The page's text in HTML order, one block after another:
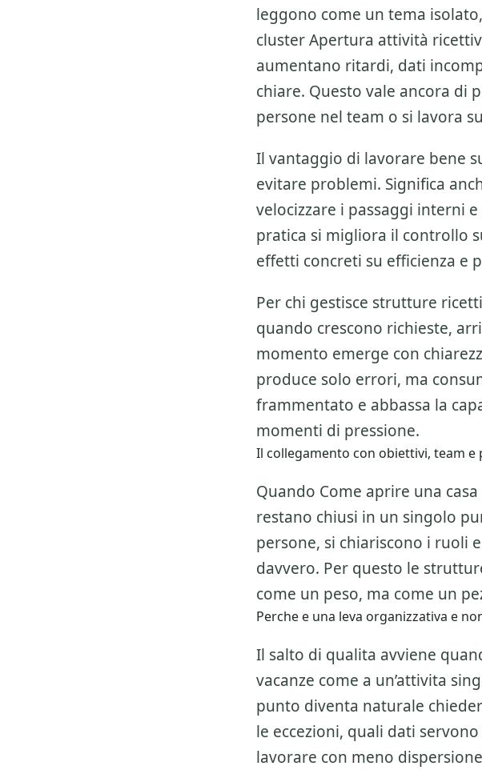
leggono come un tema
clusterApertura attività
aumentano ritardi, dati
chiare. Questo vale ancora di
persone nel team o si lavora
Il vantaggio di lavorare bene
evitare problemi. Significa
velocizzare i passaggi interni
pratica si migliora il controllo
effetti concreti su efficienza e
Per chi gestisce strutture
quando crescono richieste,
momento emerge con
produce solo errori, ma
frammentato e abbassa la
momenti di pressione.
Il collegamento con obiettivi, team e
Quando Come aprire una
restano chiusi in un singolo
persone, si chiariscono i ruoli
davvero. Per questo le
come un peso, ma come un
Perche e una leva organizzativa e
Il salto di qualita avviene
vacanze come a un’attivita
punto diventa naturale
le eccezioni, quali dati
lavorare con meno